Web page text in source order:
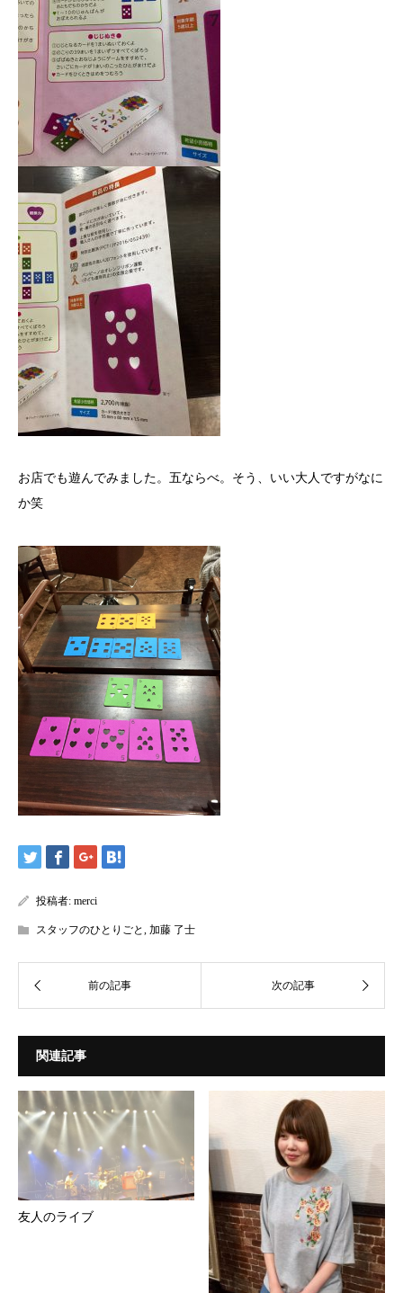
お店でも遊んでみました。五ならべ。そう、いい大人ですがなに
か笑
投稿者: merci
スタッフのひとりごと, 加藤 了士
関連記事
友人のライブ